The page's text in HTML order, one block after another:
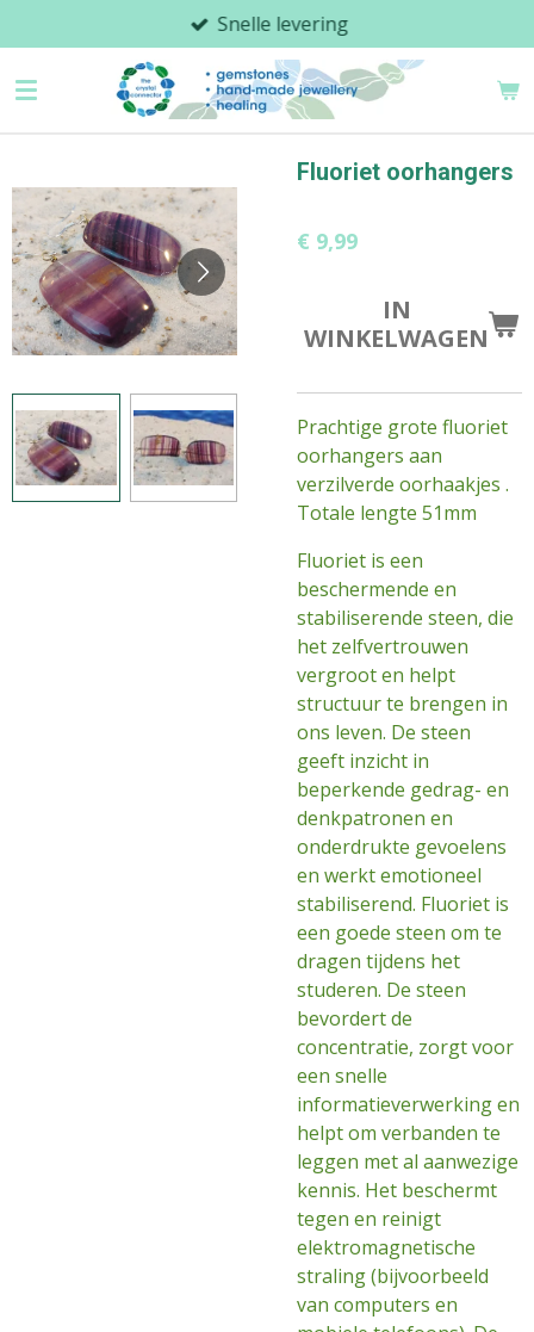
direct
naar
Snelle levering
Fluoriet oorhangers
€ 9,99
IN
WINKELWAGEN
Prachtige grote fluoriet
oorhangers aan
verzilverde oorhaakjes .
Totale lengte 51mm
Fluoriet is een
beschermende en
stabiliserende steen, die
het zelfvertrouwen
vergroot en helpt
structuur te brengen in
ons leven. De steen
geeft inzicht in
beperkende gedrag- en
denkpatronen en
onderdrukte gevoelens
en werkt emotioneel
stabiliserend. Fluoriet is
een goede steen om te
dragen tijdens het
studeren. De steen
bevordert de
concentratie, zorgt voor
een snelle
informatieverwerking en
helpt om verbanden te
leggen met al aanwezige
kennis. Het beschermt
tegen en reinigt
elektromagnetische
straling (bijvoorbeeld
van computers en